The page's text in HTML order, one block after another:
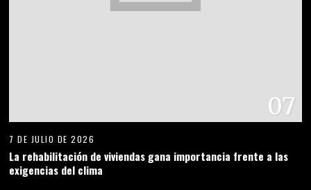
07
7 DE JULIO DE 2026
La rehabilitación de viviendas gana importancia frente a las
exigencias del clima